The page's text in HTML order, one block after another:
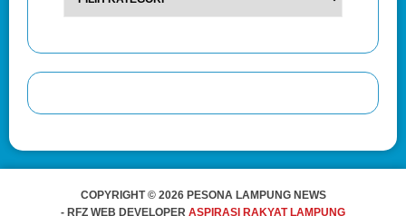
COPYRIGHT © 2026 PESONA LAMPUNG NEWS
- RFZ WEB DEVELOPER ASPIRASI RAKYAT LAMPUNG